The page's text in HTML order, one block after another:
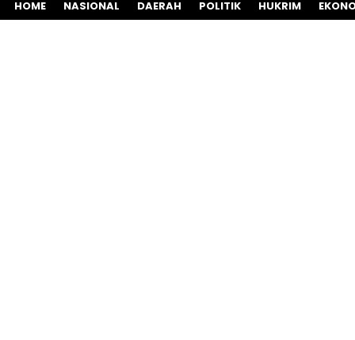
HOME NASIONAL DAERAH POLITIK HUKRIM